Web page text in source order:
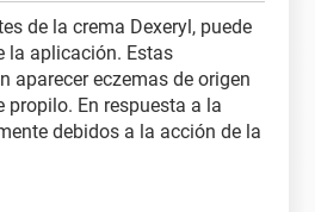
de la crema Dexeryl, puede
la aplicación. Estas
aparecer eczemas de origen
En respuesta a la
debidos a la acción de la